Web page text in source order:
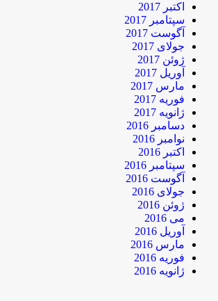
اکتبر 2017
سپتامبر 2017
آگوست 2017
جولای 2017
ژوئن 2017
آوریل 2017
مارس 2017
فوریه 2017
ژانویه 2017
دسامبر 2016
نوامبر 2016
اکتبر 2016
سپتامبر 2016
آگوست 2016
جولای 2016
ژوئن 2016
می 2016
آوریل 2016
مارس 2016
فوریه 2016
ژانویه 2016